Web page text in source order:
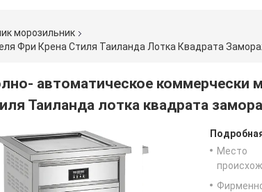
морозильник
Фри Крена Стиля Таиланда Лотка Квадрата
автоматическое коммерчески
Таиланда лотка квадрата
Место